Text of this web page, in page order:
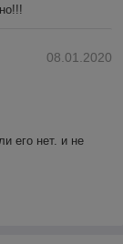
08.01.2020
его нет. и не